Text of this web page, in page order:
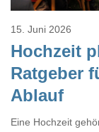
Hochzeit
Ratgeber
Ablauf
15. Juni 2026
Eine Hochzeit